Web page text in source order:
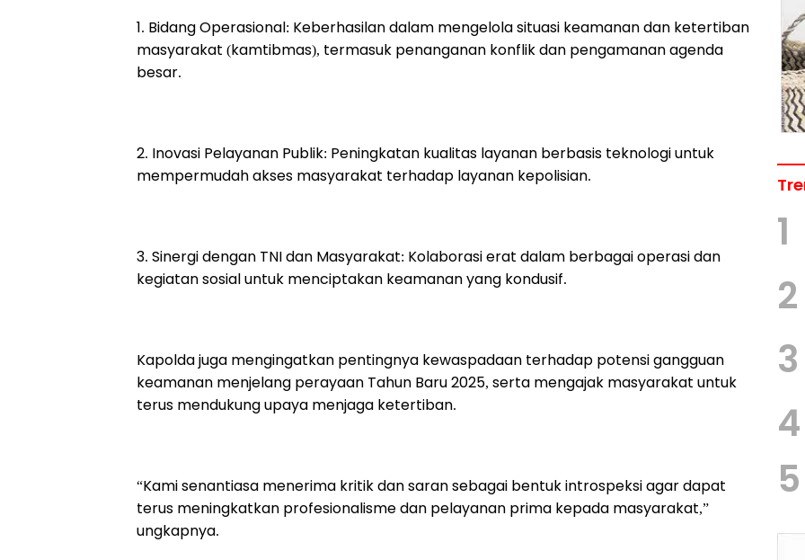
1. Bidang Operasional: Keberhasilan dalam mengelola situasi keamanan dan ketertiban
masyarakat (kamtibmas), termasuk penanganan konflik dan pengamanan agenda
besar.
2. Inovasi Pelayanan Publik: Peningkatan kualitas layanan berbasis teknologi untuk
mempermudah akses masyarakat terhadap layanan kepolisian.
3. Sinergi dengan TNI dan Masyarakat: Kolaborasi erat dalam berbagai operasi dan
kegiatan sosial untuk menciptakan keamanan yang kondusif.
Kapolda juga mengingatkan pentingnya kewaspadaan terhadap potensi gangguan
keamanan menjelang perayaan Tahun Baru 2025, serta mengajak masyarakat untuk
terus mendukung upaya menjaga ketertiban.
“Kami senantiasa menerima kritik dan saran sebagai bentuk introspeksi agar dapat
terus meningkatkan profesionalisme dan pelayanan prima kepada masyarakat,”
ungkapnya.
1
2
3
4
5